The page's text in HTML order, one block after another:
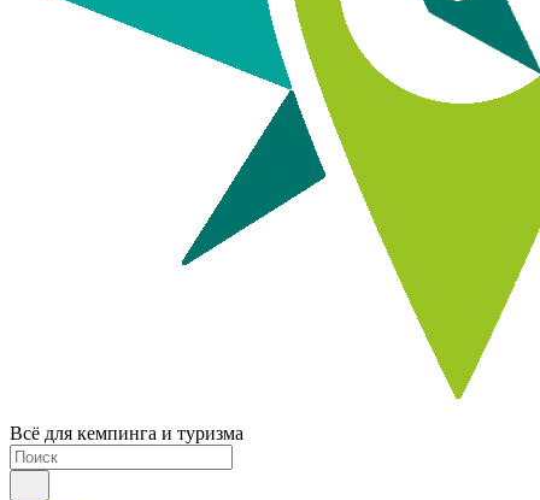
Всё для кемпинга и туризма